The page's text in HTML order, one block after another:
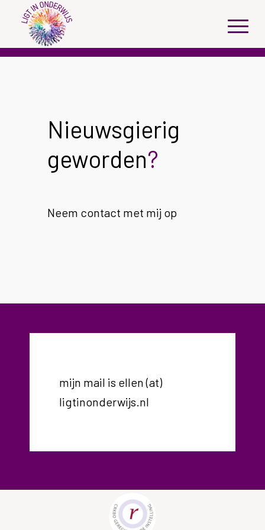
Nieuwsgierig
geworden?
Neem contact met mij op
mijn mail is ellen (at)
ligtinonderwijs.nl